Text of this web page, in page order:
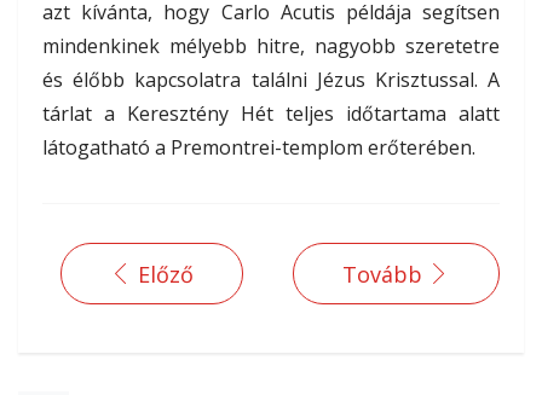
azt kívánta, hogy Carlo Acutis példája segítsen
mindenkinek mélyebb hitre, nagyobb szeretetre
és élőbb kapcsolatra találni Jézus Krisztussal. A
tárlat a Keresztény Hét teljes időtartama alatt
látogatható a Premontrei-templom erőterében.
Előző Tovább